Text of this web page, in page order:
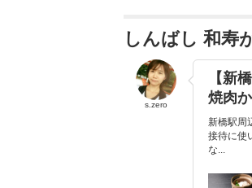
しんばし 和寿
s.zero
【新
焼肉
新橋駅周
接待に使
な...